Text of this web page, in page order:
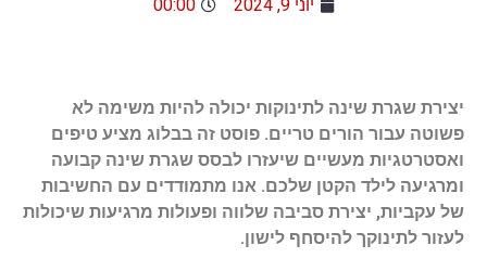
יוני 9, 2024 00:00
יצירת שגרת שינה לתינוקות יכולה להיות משימה לא
פשוטה עבור הורים טריים. פוסט זה בבלוג מציע טיפים
ואסטרטגיות מעשיים שיעזרו לבסס שגרת שינה קבועה
ומרגיעה לילד הקטן שלכם. אנו מתמודדים עם החשיבות
של עקביות, יצירת סביבה שלווה ופעולות מרגיעות שיכולות
לעזור לתינוקך להיסחף לישון.